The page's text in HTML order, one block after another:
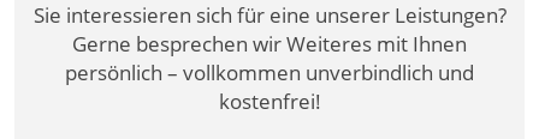
Sie interessieren sich für eine unserer Leistungen?
Gerne besprechen wir Weiteres mit Ihnen
persönlich – vollkommen unverbindlich und
kostenfrei!